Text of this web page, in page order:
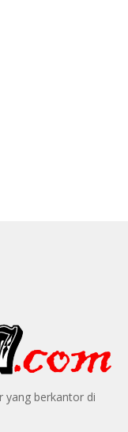
yang berkantor di